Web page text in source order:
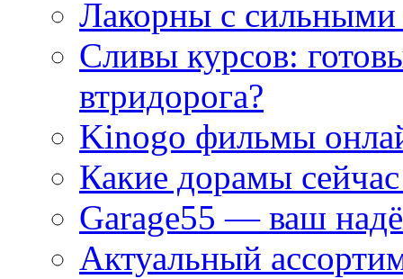
Лакорны с сильными
Сливы курсов:
втридорога?
Kinogo фильмы
Какие дорамы
Garage55 — ваш
Актуальный